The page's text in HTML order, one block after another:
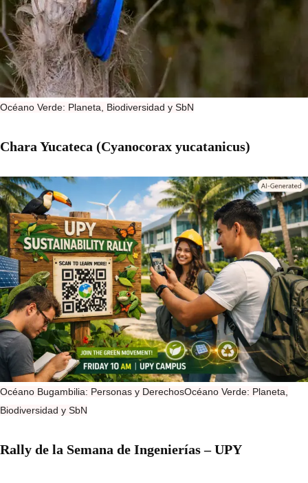
Océano Verde: Planeta, Biodiversidad y SbN
Chara Yucateca (Cyanocorax yucatanicus)
Océano Bugambilia: Personas y DerechosOcéano Verde: Planeta,
Biodiversidad y SbN
Rally de la Semana de Ingenierías – UPY